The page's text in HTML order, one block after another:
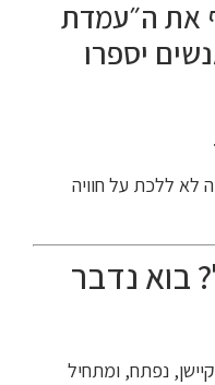
את ה״עמדת
יספרו
לא ללכת על חוויה
בוא נדבר
נפתח, ומתחיל